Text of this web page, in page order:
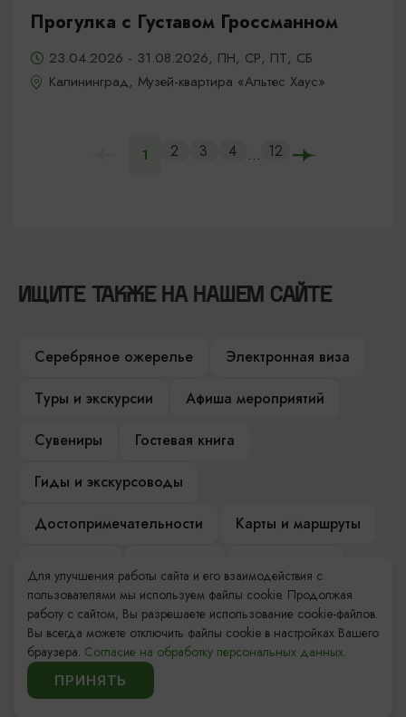
Прогулка с Густавом Гроссманном
23.04.2026 - 31.08.2026, ПН, СР, ПТ, СБ
Калининград, Музей-квартира «Альтес Хаус»
1 2 3 4 ... 12
ИЩИТЕ ТАКЖЕ НА НАШЕМ САЙТЕ
Серебряное ожерелье
Электронная виза
Туры и экскурсии
Афиша мероприятий
Сувениры
Гостевая книга
Гиды и экскурсоводы
Достопримечательности
Карты и маршруты
Компас Балтийской кухни
Настоящий Калининградец
Музеи
Для улучшения работы сайта и его взаимодействия с
пользователями мы используем файлы cookie. Продолжая
работу с сайтом, Вы разрешаете использование cookie-файлов.
Вы всегда можете отключить файлы cookie в настройках Вашего
браузера. Согласие на обработку персональных данных.
ПРИНЯТЬ